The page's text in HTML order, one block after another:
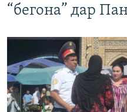
“бегона” дар